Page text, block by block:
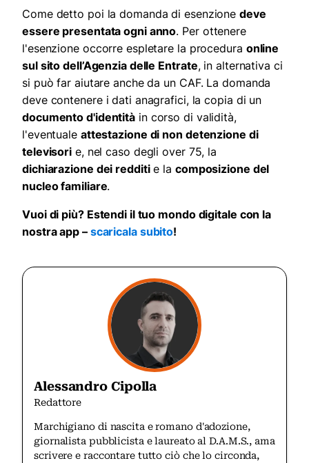
Come detto poi la domanda di esenzionedeve
essere presentata ogni anno. Per ottenere
l'esenzione occorre espletare la procedura online
sul sito dell’Agenzia delle Entrate, in alternativa ci
si può far aiutare anche da un CAF. La domanda
deve contenere i dati anagrafici, la copia di un
documento d'identità in corso di validità,
l'eventuale attestazione di non detenzione di
televisori e, nel caso degli over 75, la
dichiarazione dei redditie la composizione del
nucleo familiare.
Vuoi di più? Estendi il tuo mondo digitale con la
nostra app – scaricala subito!
Alessandro Cipolla
Redattore
Marchigiano di nascita e romano d'adozione,
giornalista pubblicista e laureato al D.A.M.S., ama
scrivere e raccontare tutto ciò che lo circonda,